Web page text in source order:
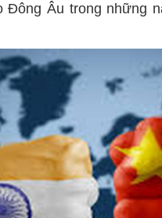
Đông Âu trong những